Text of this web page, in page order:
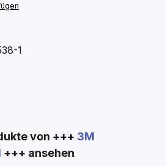
1
überspringen
von +++ 3M
+++ ansehen